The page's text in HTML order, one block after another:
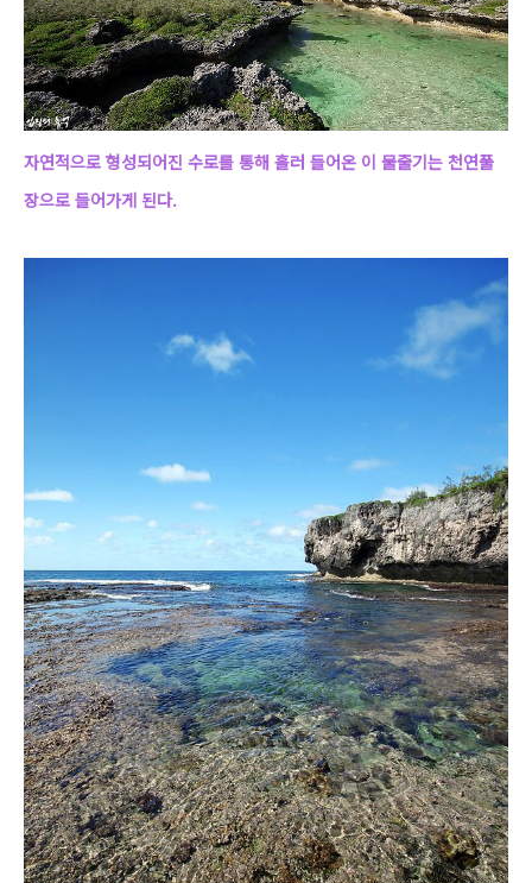
자연적으로 형성되어진 수로를 통해 흘러 들어온 이 물줄기는 천연풀
장으로 들어가게 된다.